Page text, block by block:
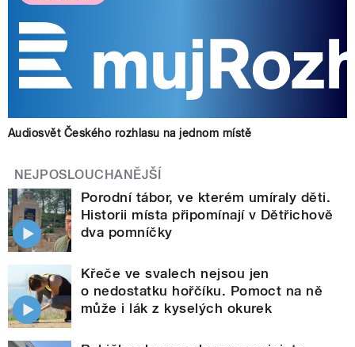
Audiosvět Českého rozhlasu na jednom místě
NEJPOSLOUCHANĚJŠÍ
Porodní tábor, ve kterém umíraly děti.
Historii místa připomínají v Dětřichově
dva pomníčky
Křeče ve svalech nejsou jen
o nedostatku hořčíku. Pomoct na ně
může i lák z kyselých okurek